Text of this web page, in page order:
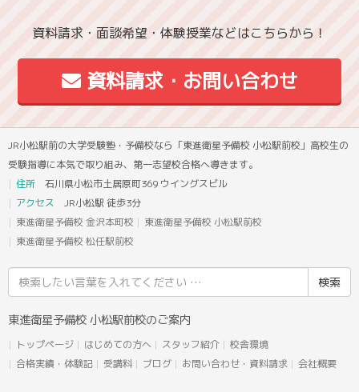
資料請求・面談希望・体験授業などはこちらから！
資料請求・お問い合わせ
JR小松駅前の大学受験塾・予備校なら「東進衛星予備校 小松駅前校」高校生の
受験指導に本気で取り組み、第一志望校合格へ導きます。
住所 石川県小松市土居原町369 ウイングスビル
アクセス JR小松駅 徒歩3分
東進衛星予備校 金沢本町校
東進衛星予備校 小松駅前校
東進衛星予備校 松任駅前校
索
結
東進衛星予備校 小松駅前校のご案内
トップページ はじめての方へ スタッフ紹介
校舎環境
合格実績・体験記
受講料 ブログ お問い合わせ・資料請求 会社概要